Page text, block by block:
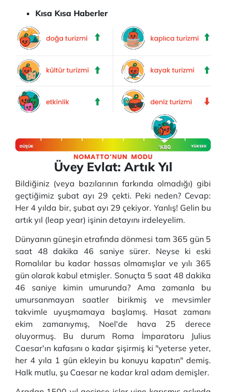
Kısa Kısa Haberler
Üvey Evlat: Artık Yıl
Bildiğiniz (veya bazılarının farkında olmadığı) gibi
geçtiğimiz şubat ayı 29 çekti. Peki neden? Cevap:
Her 4 yılda bir, şubat ayı 29 çekiyor. Yanlış! Gelin bu
artık yıl (leap year) işinin detayını irdeleyelim.
Dünyanın güneşin etrafında dönmesi tam 365 gün 5
saat 48 dakika 46 saniye sürer. Neyse ki eski
Romalılar bu kadar hassas olmamışlar ve yılı 365
gün olarak kabul etmişler. Sonuçta 5 saat 48 dakika
46 saniye kimin umurunda? Ama zamanla bu
umursanmayan saatler birikmiş ve mevsimler
takvimle uyuşmamaya başlamış. Hasat zamanı
ekim zamanıymış, Noel'de hava 25 derece
oluyormuş. Bu durum Roma İmparatoru Julius
Caesar'ın kafasını o kadar şişirmiş ki "yeterse yeter,
her 4 yıla 1 gün ekleyin bu konuyu kapatın" demiş.
Halk mutlu, şu Caesar ne kadar kral adam demişler.